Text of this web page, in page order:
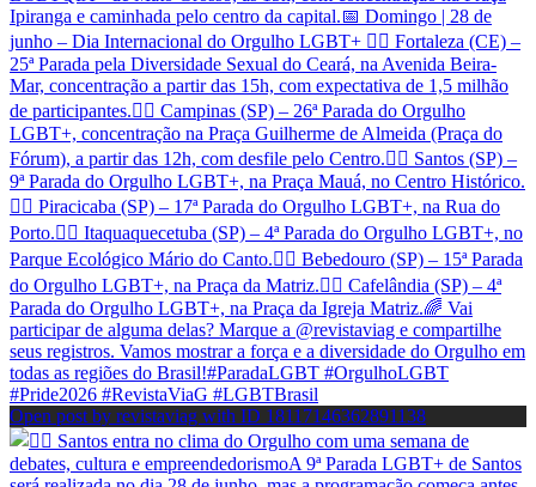
Open post by revistaviag with ID 18117146362891138